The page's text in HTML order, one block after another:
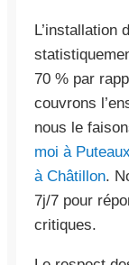
L’installation
70 % par
couvrons
nous le
moi à Puteaux
à Châtillon.
7j/7 pour
critiques.